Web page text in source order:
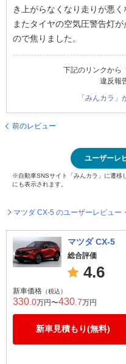
き上がらなくなり走りが悪く
またタイヤの空気圧警告灯
ので焦りました。
下記のリンクから
違反報
「みんカラ
前のレビュー
ユーザーレ
※自動車SNSサイト「みんカラ」に遷移
にも表示されます。
マツダ CX-5 のユーザーレビュー
マツダ CX-5
総合評価
4.6
新車価格 （税込）
330 .0万円〜430 .7万円
新車見積もり(無料)